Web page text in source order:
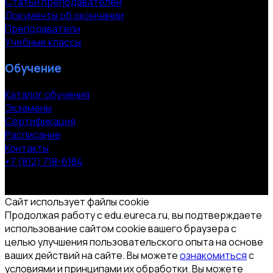
Документы об окончании
Преподаватели
Учебные классы
Обучение
Каталог обучения
Экзамены
Сертификация
Расписание
Контакты
+7 (812) 718-6184
Сайт использует файлы cookie
Продолжая работу с edu.eureca.ru, вы подтверждаете
использование сайтом cookie вашего браузера с
целью улучшения пользовательского опыта на основе
ваших действий на сайте. Вы можетеознакомитьсяс
условиями и принципами их обработки. Вы можете